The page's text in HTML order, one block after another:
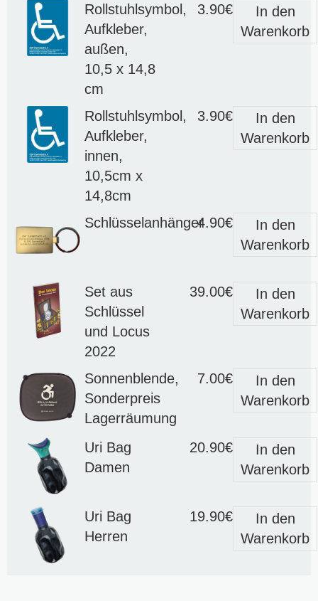
Rollstuhlsymbol,
Aufkleber,
außen,
10,5 x 14,8
cm
3.90€
In den
Warenkorb
Rollstuhlsymbol,
Aufkleber,
innen,
10,5cm x
14,8cm
3.90€
In den
Warenkorb
Schlüsselanhänger4.90€
In den
Warenkorb
Set aus
Schlüssel
und Locus
2022
39.00€
In den
Warenkorb
Sonnenblende,
Sonderpreis
Lagerräumung
7.00€
In den
Warenkorb
Uri Bag
Damen
20.90€
In den
Warenkorb
Uri Bag
Herren
19.90€
In den
Warenkorb